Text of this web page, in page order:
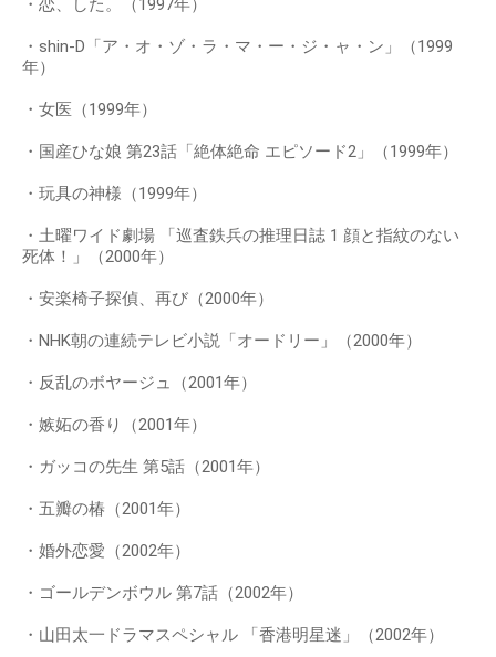
・恋、した。（1997年）
・shin-D「ア・オ・ゾ・ラ・マ・ー・ジ・ャ・ン」（1999
年）
・女医（1999年）
・国産ひな娘 第23話「絶体絶命 エピソード2」（1999年）
・玩具の神様（1999年）
・土曜ワイド劇場 「巡査鉄兵の推理日誌 1 顔と指紋のない
死体！」（2000年）
・安楽椅子探偵、再び（2000年）
・NHK朝の連続テレビ小説「オードリー」（2000年）
・反乱のボヤージュ（2001年）
・嫉妬の香り（2001年）
・ガッコの先生 第5話（2001年）
・五瓣の椿（2001年）
・婚外恋愛（2002年）
・ゴールデンボウル 第7話（2002年）
・山田太一ドラマスペシャル 「香港明星迷」（2002年）